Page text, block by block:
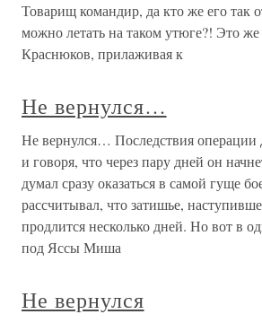
Товарищ командир, да кто же его так
можно летать на таком утюге?! Это же
Краснюков, прилаживая к
Не вернулся…
Не вернулся… Последствия операции
и говоря, что через пару дней он
думал сразу оказаться в самой гуще
рассчитывал, что затишье,
продлится несколько дней. Но вот в
под Яссы Миша
Не вернулся